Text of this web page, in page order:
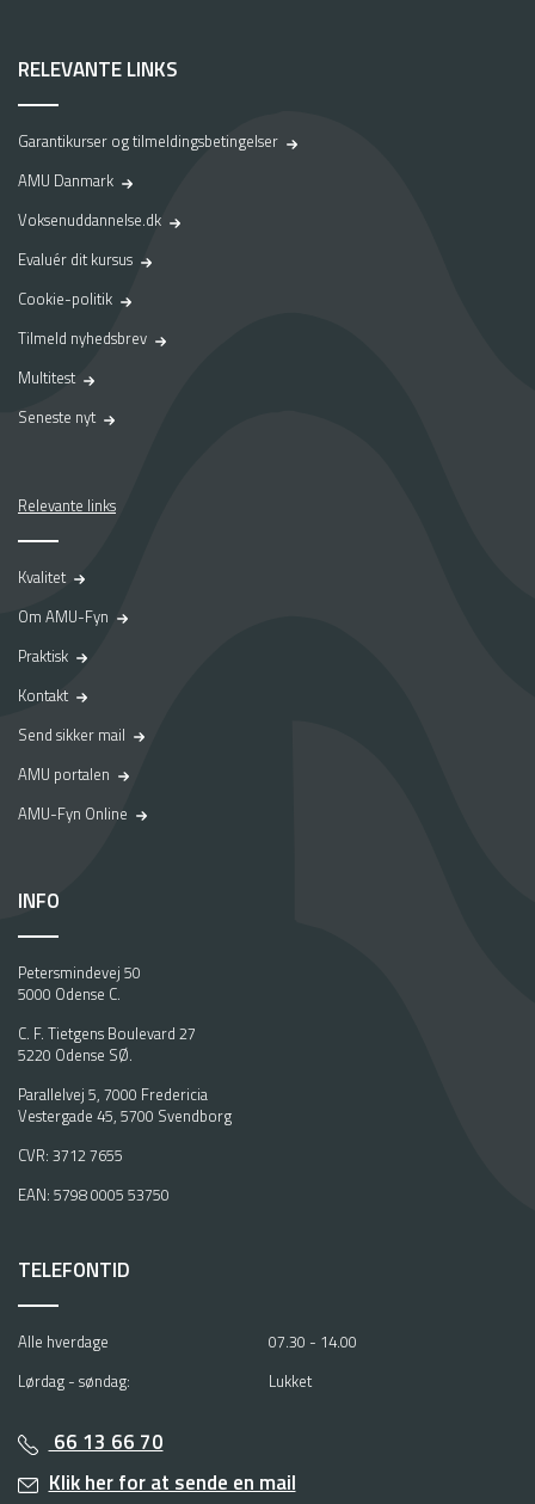
RELEVANTE LINKS
Garantikurser og tilmeldingsbetingelser
AMU Danmark
Voksenuddannelse.dk
Evaluér dit kursus
Cookie-politik
Tilmeld nyhedsbrev
Multitest
Seneste nyt
Relevante links
Kvalitet
Om AMU-Fyn
Praktisk
Kontakt
Send sikker mail
AMU portalen
AMU-Fyn Online
INFO
Petersmindevej 50
5000 Odense C.
C. F. Tietgens Boulevard 27
5220 Odense SØ.
Parallelvej 5, 7000 Fredericia
Vestergade 45, 5700 Svendborg
CVR: 3712 7655
EAN: 5798 0005 53750
TELEFONTID
Alle hverdage
07.30 - 14.00
Lørdag - søndag:
Lukket
66 13 66 70
Klik her for at sende en mail